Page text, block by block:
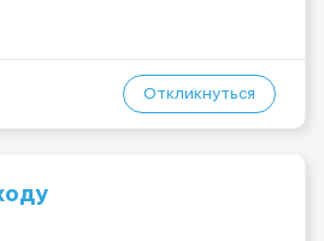
Откликнуться